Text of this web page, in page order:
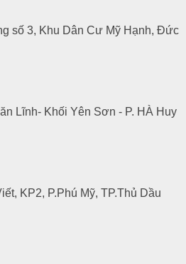
số 3, Khu Dân Cư Mỹ Hạnh, Đức
Lĩnh- Khối Yên Sơn - P. HÀ Huy
KP2, P.Phú Mỹ, TP.Thủ Dầu